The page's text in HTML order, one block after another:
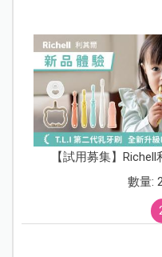
【試用募集】
數量: